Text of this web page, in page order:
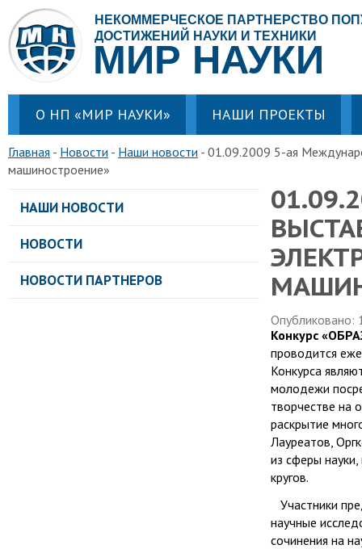
НЕКОММЕРЧЕСКОЕ ПАРТНЕРСТВО
ДОСТИЖЕНИЙ НАУКИ И ТЕХНИКИ
МИР НАУКИ
О НП «МИР НАУКИ» НАШИ ПРОЕКТЫ
Главная Новости Наши новости
01.09.2009 5-ая
машиностроение»
НАШИ НОВОСТИ
НОВОСТИ
НОВОСТИ ПАРТНЕРОВ
Опубликовано:
Конкурс
проводится
Конкурса
молодежи
творчестве на
раскрытие
Лауреатов,
из сферы
кругов.
Участники
научные
сочинения на